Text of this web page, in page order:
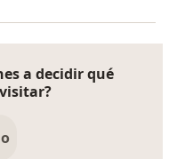
a decidir qué